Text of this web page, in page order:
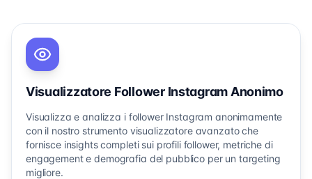
Visualizzatore Follower Instagram Anonimo
Visualizza e analizza i follower Instagram anonimamente
con il nostro strumento visualizzatore avanzato che
fornisce insights completi sui profili follower, metriche di
engagement e demografia del pubblico per un targeting
migliore.